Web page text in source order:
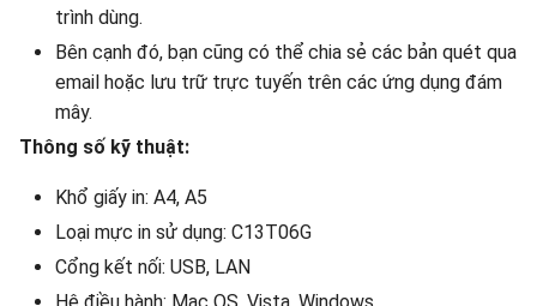
trình dùng.
Bên cạnh đó, bạn cũng có thể chia sẻ các bản quét qua
email hoặc lưu trữ trực tuyến trên các ứng dụng đám
mây.
Thông số kỹ thuật:
Khổ giấy in: A4, A5
Loại mực in sử dụng: C13T06G
Cổng kết nối: USB, LAN